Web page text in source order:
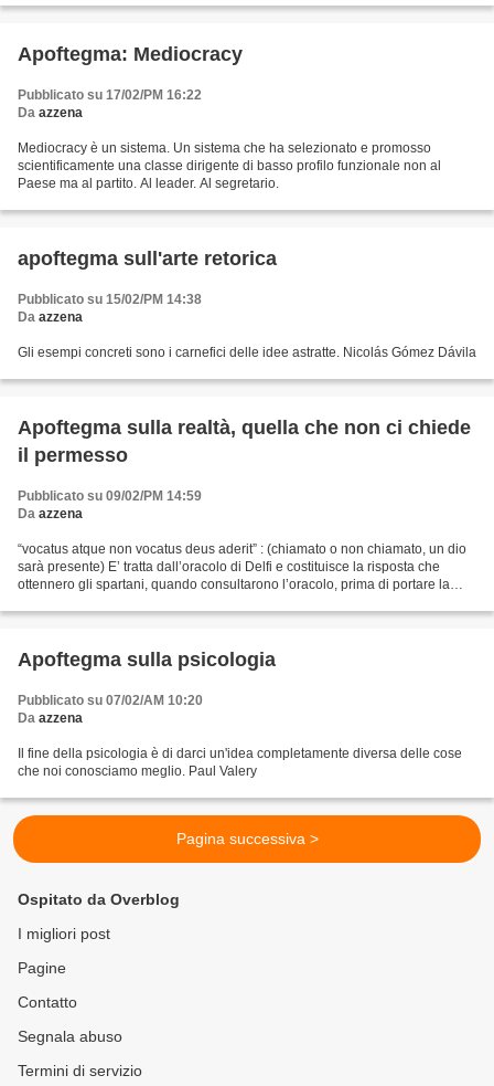
Apoftegma: Mediocracy
Pubblicato su 17/02/PM 16:22
Da azzena
Mediocracy è un sistema. Un sistema che ha selezionato e promosso
scientificamente una classe dirigente di basso profilo funzionale non al
Paese ma al partito. Al leader. Al segretario.
apoftegma sull'arte retorica
Pubblicato su 15/02/PM 14:38
Da azzena
Gli esempi concreti sono i carnefici delle idee astratte. Nicolás Gómez Dávila
Apoftegma sulla realtà, quella che non ci chiede
il permesso
Pubblicato su 09/02/PM 14:59
Da azzena
“vocatus atque non vocatus deus aderit” : (chiamato o non chiamato, un dio
sarà presente) E’ tratta dall’oracolo di Delfi e costituisce la risposta che
ottennero gli spartani, quando consultarono l’oracolo, prima di portare la
Apoftegma sulla psicologia
Pubblicato su 07/02/AM 10:20
Da azzena
Il fine della psicologia è di darci un'idea completamente diversa delle cose
che noi conosciamo meglio. Paul Valery
Pagina successiva >
Ospitato da Overblog
I migliori post
Pagine
Contatto
Segnala abuso
Termini di servizio